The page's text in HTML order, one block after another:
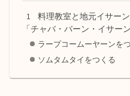
料理教室と地元イサー
「チャバ・バーン・イサー
ラープコームーヤーンを
ソムタムタイをつくる